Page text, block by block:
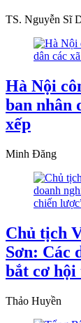
TS. Nguyễn Sĩ
Hà Nội
ban nhân
xếp
Minh Đăng
Chủ tịch
Sơn: Các
bắt cơ
Thảo Huyền